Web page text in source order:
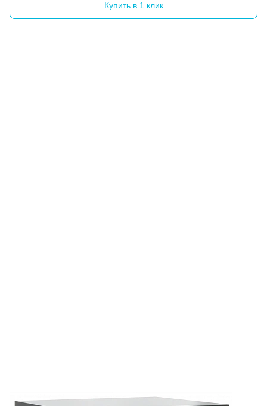
Купить в 1 клик